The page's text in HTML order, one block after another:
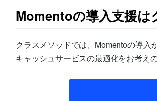
Momentoの導入支援は
クラスメソッドでは、Momentoの導入
キャッシュサービスの最適化をお考え